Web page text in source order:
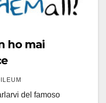
ho mai
del famoso